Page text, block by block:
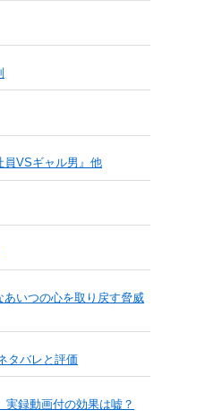
員VSギャル男』他
いつの心を取り戻す脅威
タバレと評価
録動画付の効果は嘘？